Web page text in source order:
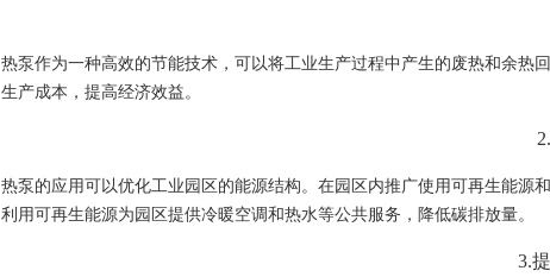
热泵作为一种高效的节能技术，可以将工业生产过程中产生的废热和余
生产成本，提高经济效益。
2.
热泵的应用可以优化工业园区的能源结构。在园区内推广使用可再生能源
利用可再生能源为园区提供冷暖空调和热水等公共服务，降低碳排放量。
3.